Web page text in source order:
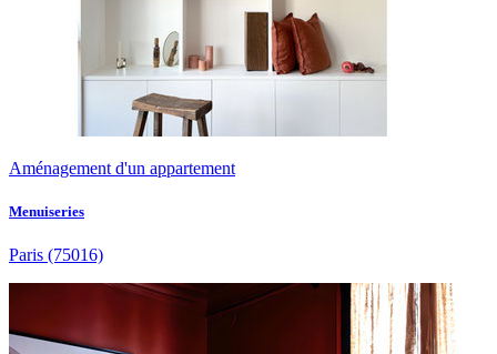
Aménagement d'un appartement
Menuiseries
Paris (75016)